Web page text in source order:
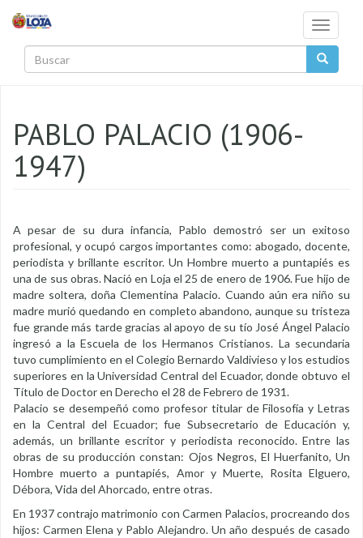
Toggle
PABLO PALACIO (1906-
1947)
A pesar de su dura infancia, Pablo demostró ser un exitoso
profesional, y ocupó cargos importantes como: abogado, docente,
periodista y brillante escritor. Un Hombre muerto a puntapiés es
una de sus obras. Nació en Loja el 25 de enero de 1906. Fue hijo de
madre soltera, doña Clementina Palacio. Cuando aún era niño su
madre murió quedando en completo abandono, aunque su tristeza
fue grande más tarde gracias al apoyo de su tío José Ángel Palacio
ingresó a la Escuela de los Hermanos Cristianos. La secundaria
tuvo cumplimiento en el Colegio Bernardo Valdivieso y los estudios
superiores en la Universidad Central del Ecuador, donde obtuvo el
Título de Doctor en Derecho el 28 de Febrero de 1931.
Palacio se desempeñó como profesor titular de Filosofía y Letras
en la Central del Ecuador; fue Subsecretario de Educación y,
además, un brillante escritor y periodista reconocido. Entre las
obras de su producción constan: Ojos Negros, El Huerfanito, Un
Hombre muerto a puntapiés, Amor y Muerte, Rosita Elguero,
Débora, Vida del Ahorcado, entre otras.
En 1937 contrajo matrimonio con Carmen Palacios, procreando dos
hijos: Carmen Elena y Pablo Alejandro. Un año después de casado